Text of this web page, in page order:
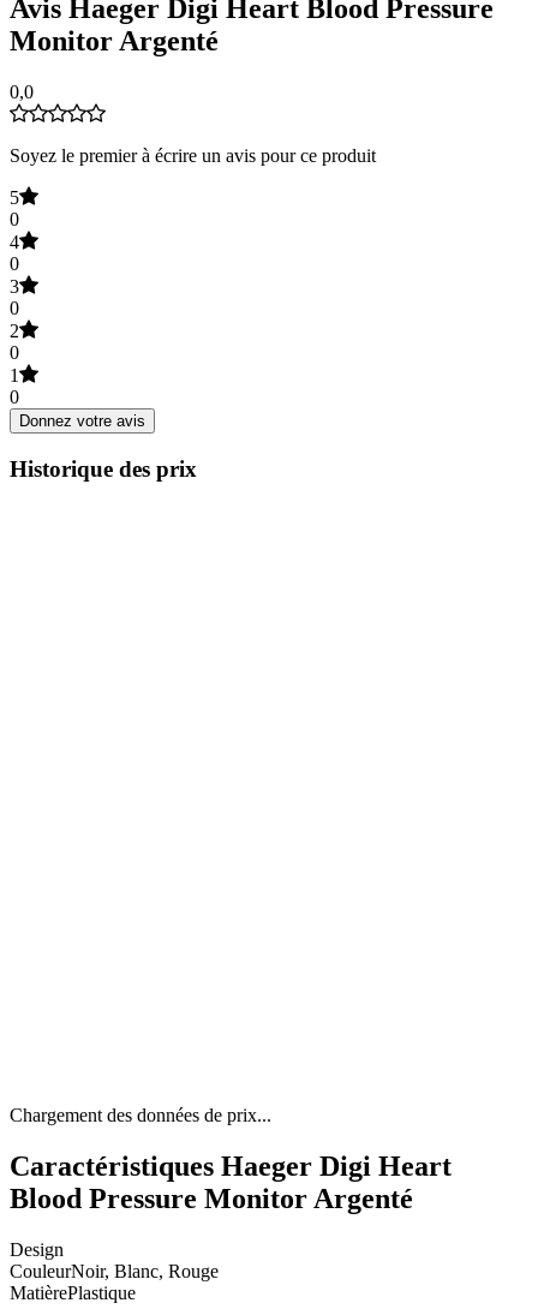
Avis Haeger Digi Heart Blood Pressure
Monitor Argenté
0,0
Soyez le premier à écrire un avis pour ce produit
5
0
4
0
3
0
2
0
1
0
Donnez votre avis
Historique des prix
Chargement des données de prix...
Caractéristiques Haeger Digi Heart
Blood Pressure Monitor Argenté
Design
CouleurNoir, Blanc, Rouge
MatièrePlastique